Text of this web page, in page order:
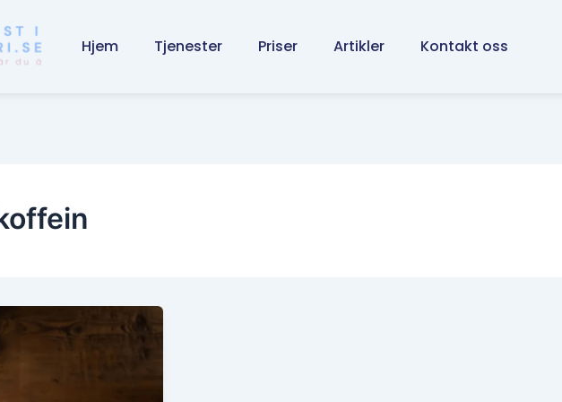
Hjem Tjenester Priser Artikler Kontakt oss